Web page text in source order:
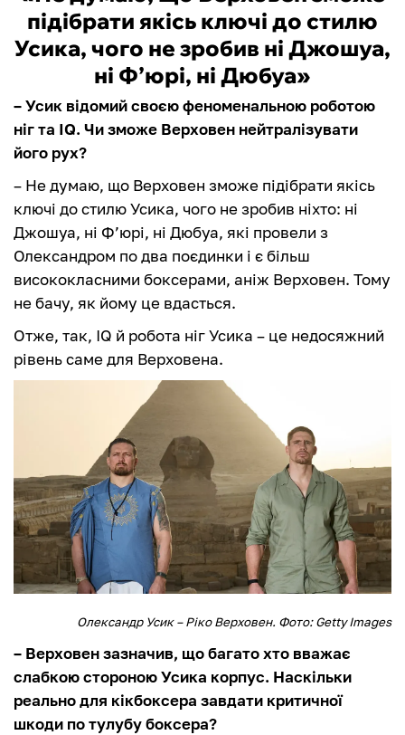
підібрати якісь ключі до стилю
Усика, чого не зробив ні Джошуа,
ні Ф’юрі, ні Дюбуа»
– Усик відомий своєю феноменальною роботою
ніг та IQ. Чи зможе Верховен нейтралізувати
його рух?
– Не думаю, що Верховен зможе підібрати якісь
ключі до стилю Усика, чого не зробив ніхто: ні
Джошуа, ні Ф’юрі, ні Дюбуа, які провели з
Олександром по два поєдинки і є більш
висококласними боксерами, аніж Верховен. Тому
не бачу, як йому це вдасться.
Отже, так, IQ й робота ніг Усика – це недосяжний
рівень саме для Верховена.
Олександр Усик – Ріко Верховен. Фото: Getty Images
– Верховен зазначив, що багато хто вважає
слабкою стороною Усика корпус. Наскільки
реально для кікбоксера завдати критичної
шкоди по тулубу боксера?